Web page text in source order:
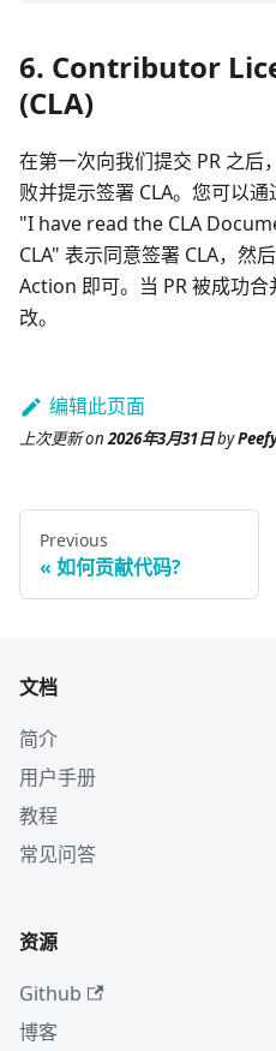
6. Contributor
(CLA)
在第一次向我们提交 PR 之后
败并提示签署 CLA。您可以
"I have read the CLA
CLA" 表示同意签署 CLA，然
Action 即可。当 PR 被成功
改。
编辑此页面
上次更新on2026年3月31日by
Previous
如何贡献代码?
文档
简介
用户手册
教程
常见问答
资源
Github
博客